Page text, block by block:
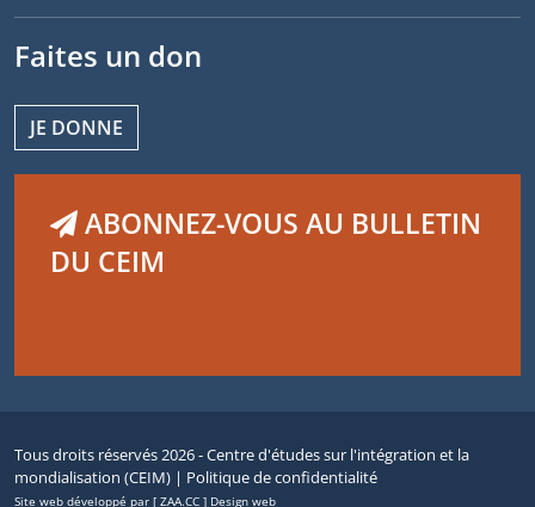
Faites un don
JE DONNE
ABONNEZ-VOUS AU BULLETIN
DU CEIM
Tous droits réservés 2026 - Centre d'études sur l'intégration et la
mondialisation (CEIM) | Politique de confidentialité
Site web développé par [ ZAA.CC ] Design web